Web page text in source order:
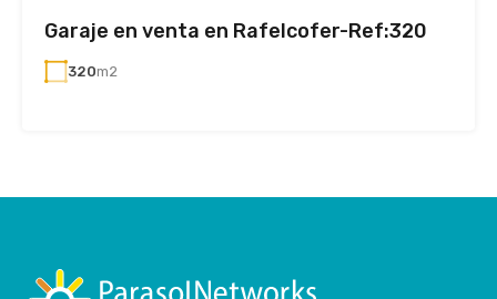
Garaje en venta en Rafelcofer-Ref:320
320m2